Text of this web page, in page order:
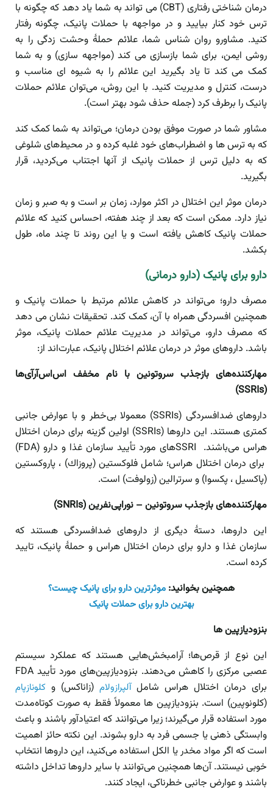
درمان شناختی رفتاری (CBT) می تواند به شما یاد دهد که چگونه با
ترس خود کنار بیایید و در مواجهه با حملات پانیک، چگونه رفتار
کنید. مشاورو روان شناس شما، علائم حملۀ وحشت زدگی را به
روشی ایمن، برای شما بازسازی می کند (مواجهه سازی) و به شما
کمک می کند تا یاد بگیرید این علائم را به شیوه ای مناسب و
درست، کنترل و مدیریت کنید. با این روش، می‌توان علائم حملات
پانیک را برطرف کرد (جمله حذف شود بهتر است).
مشاور شما در صورت موفق بودن درمان؛ می‌تواند به شما کمک کند
که به ترس ها و اضطراب‌های خود غلبه کرده و در محیط‌های شلوغی
که به‌ دلیل ترس از حملات پانیک از آنها اجتناب می‌کردید، قرار
بگیرید.
درمان موثر این اختلال در اکثر موارد، زمان بر است و به صبر و زمان
نیاز دارد. ممکن است که بعد از چند هفته، احساس کنید که علائم
حملات پانیک کاهش یافته است و یا این روند تا چند ماه، طول
بکشد.
دارو برای پانیک (دارو درمانی)
مصرف دارو؛ می‌تواند در کاهش علائم مرتبط با حملات پانیک و
همچنین افسردگی همراه با آن، کمک کند. تحقیقات نشان می دهد
که مصرف دارو، می‌تواند در مدیریت علائم حملات پانیک، موثر
باشد. داروهای موثر در درمان علائم اختلال پانیک، عبارت‌اند از:
مهارکننده‌های بازجذب سروتونین با نام مخفف اس‌اس‌آرآی‌ها
(SSRIs)
داروهای ضد‌افسردگی (SSRIs) معمولا بی‌خطر و با عوارض جانبی
کمتری هستند. این داروها (SSRIs) اولین گزینه برای درمان اختلال
هراس می‌باشند. SSRIهای مورد تأیید سازمان غذا و دارو (FDA)
برای درمان اختلال هراس؛ شامل فلوكستین (پروزاك) ، پاروكستین
(پاكسیل ، پكسوا) و سرترالین (زولوفت) است.
مهارکننده‌های بازجذب سروتونین – نوراپی‌نفرین(SNRIs)
این داروها، دستۀ دیگری از داروهای ضد‌افسردگی هستند که
سازمان غذا و دارو برای درمان اختلال هراس و حملۀ پانیک، تایید
کرده است.
همچنین بخوانید:موثرترین دارو برای پانیک چیست؟
بهترین دارو برای حملات پانیک
بنزودیازپین ها
این نوع از قرص‌ها؛ آرامبخش‌هایی هستند که عملکرد سیستم
عصبی مرکزی را کاهش می‌دهند. بنزودیازپین‌های مورد تأیید FDA
برای درمان اختلال هراس شاملآلپرازولام (زاناکس) و کلونازپام
(کلونوپین) است. بنزودیازپین ها معمولاً فقط به صورت کوتاه‌مدت
مورد استفاده قرار می‌گیرند؛ زیرا می‌توانند که اعتیادآور باشند و باعث
وابستگی ذهنی یا جسمی فرد به دارو بشوند. این نکته حائز اهمیت
است که اگر مواد مخدر یا الکل استفاده می‌کنید، این داروها انتخاب
خوبی نیستند. آن‌ها همچنین می‌توانند با سایر داروها تداخل داشته
باشند و عوارض جانبی خطرناکی، ایجاد کنند.